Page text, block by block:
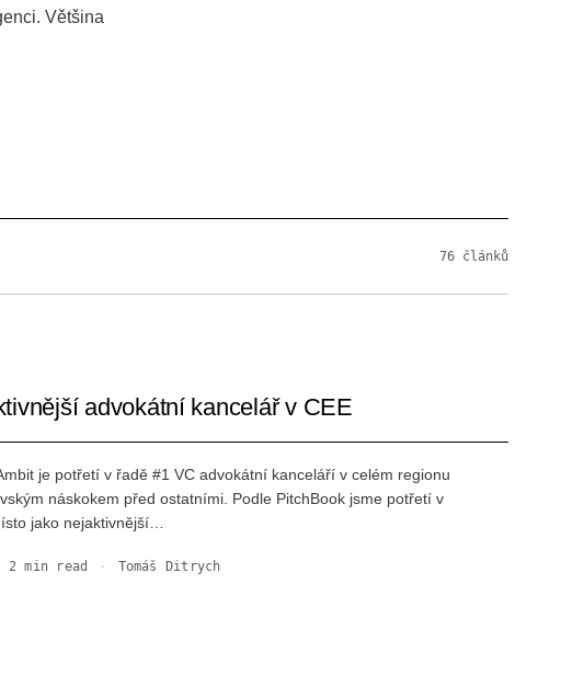
Většina
76 článků
advokátní kancelář v CEE
je potřetí v řadě #1 VC advokátní kanceláří v celém regionu
náskokem před ostatními. Podle PitchBook jsme potřetí v
jako nejaktivnější…
2 min read · Tomáš Ditrych